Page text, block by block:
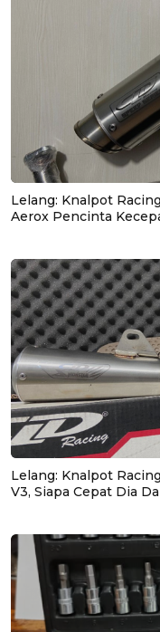
Lelang: Knalpot
Aerox Pencinta
Lelang: Knalpot
V3, Siapa Cepat Dia